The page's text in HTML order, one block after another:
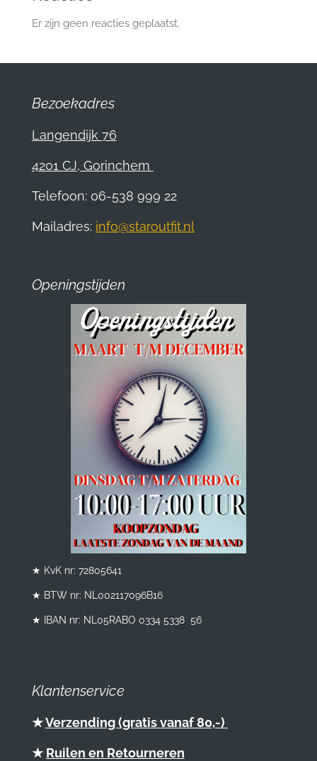
Er zijn geen reacties geplaatst.
Bezoekadres
Langendijk 76
4201 CJ, Gorinchem
Telefoon: 06-538 999 22
Mailadres: info@staroutfit.nl
Openingstijden
★ KvK nr: 72805641
★ BTW nr: NL002117096B16
★ IBAN nr: NL05RABO 0334 5338 56
Klantenservice
★Verzending (gratis vanaf 80,-)
★ Ruilen en Retourneren